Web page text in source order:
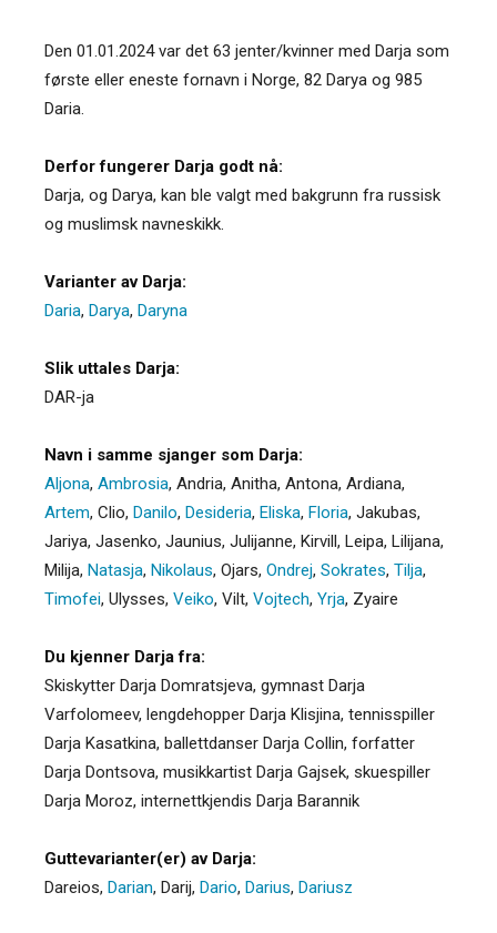
Den 01.01.2024 var det 63 jenter/kvinner med Darja som
første eller eneste fornavn i Norge, 82 Darya og 985
Daria.
Derfor fungerer Darja godt nå:
Darja, og Darya, kan ble valgt med bakgrunn fra russisk
og muslimsk navneskikk.
Varianter av Darja:
Daria, Darya, Daryna
Slik uttales Darja:
DAR-ja
Navn i samme sjanger som Darja:
Aljona, Ambrosia, Andria, Anitha, Antona, Ardiana,
Artem, Clio, Danilo, Desideria, Eliska, Floria, Jakubas,
Jariya, Jasenko, Jaunius, Julijanne, Kirvill, Leipa, Lilijana,
Milija, Natasja, Nikolaus, Ojars, Ondrej, Sokrates, Tilja,
Timofei, Ulysses, Veiko, Vilt, Vojtech, Yrja, Zyaire
Du kjenner Darja fra:
Skiskytter Darja Domratsjeva, gymnast Darja
Varfolomeev, lengdehopper Darja Klisjina, tennisspiller
Darja Kasatkina, ballettdanser Darja Collin, forfatter
Darja Dontsova, musikkartist Darja Gajsek, skuespiller
Darja Moroz, internettkjendis Darja Barannik
Guttevarianter(er) av Darja:
Dareios, Darian, Darij, Dario, Darius, Dariusz